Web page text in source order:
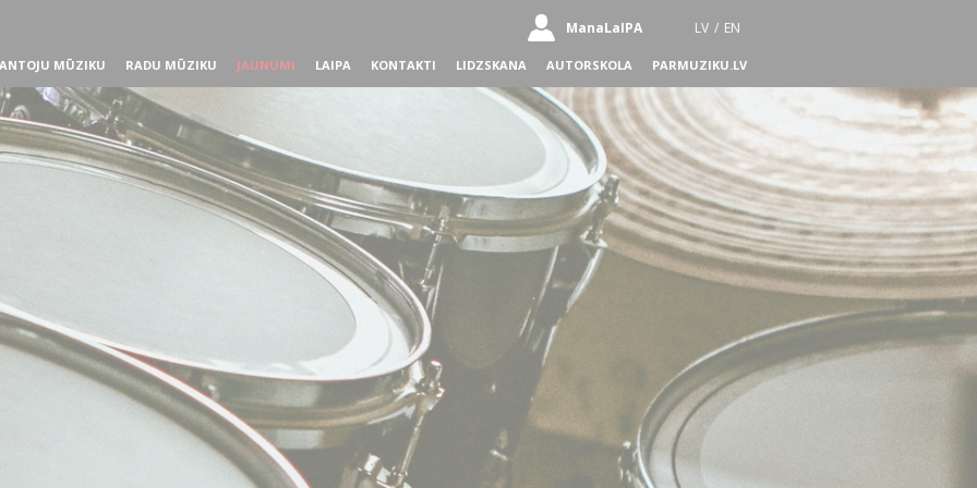
ManaLaIPA LV / EN
MŪZIKU RADU MŪZIKU JAUNUMI LAIPA KONTAKTI LIDZSKANA AUTORSKOLA PARMUZIKU.LV